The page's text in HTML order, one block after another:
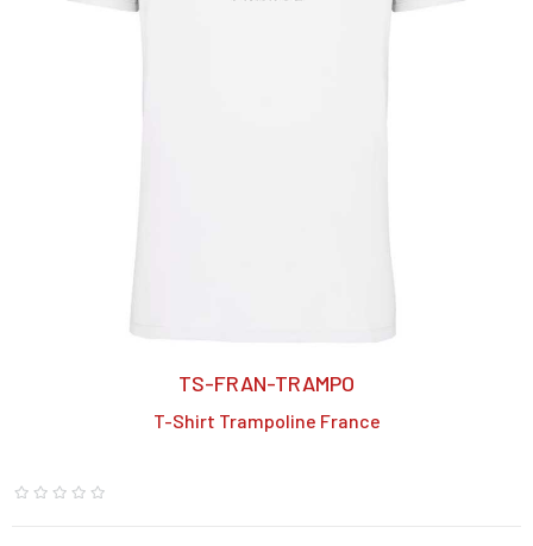
TS-FRAN-TRAMPO
T-Shirt Trampoline France